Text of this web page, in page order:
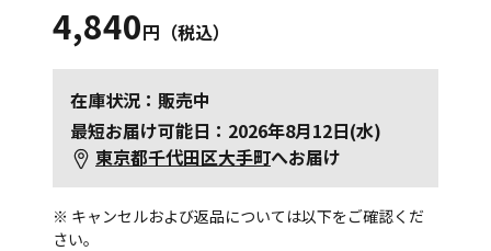
4,840円（税込）
在庫状況：販売中
最短お届け可能日：2026年8月12日(水)
東京都千代田区大手町へお届け
※ キャンセルおよび返品については以下をご確認くだ
さい。